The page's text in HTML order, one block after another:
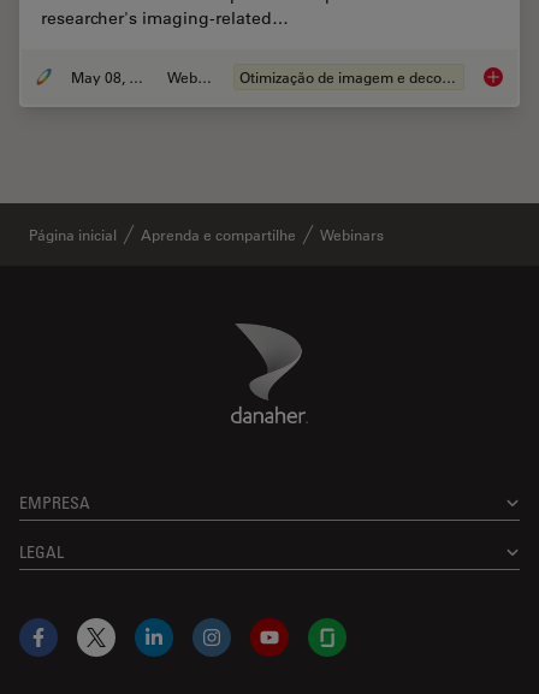
researcher's imaging-related…
May 08, 2020 Webinar Otimização de imagem e deconvolucao
Página inicial Aprenda e compartilhe Webinars
Danaher Logo
EMPRESA
LEGAL
Facebook
X LinkedInInstagramYouTubeGlassdoor